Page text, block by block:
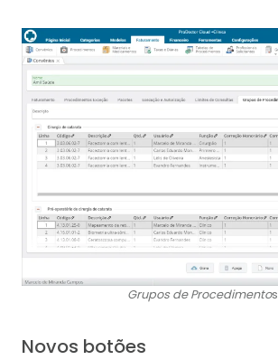
Grupos de Procedimentos
Novos botões